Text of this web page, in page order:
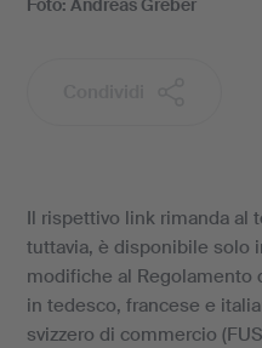
Foto: Andreas Greber
Il rispettivo link rimanda al
tuttavia, è disponibile solo
modifiche al Regolamento
in tedesco, francese e
svizzero di commercio